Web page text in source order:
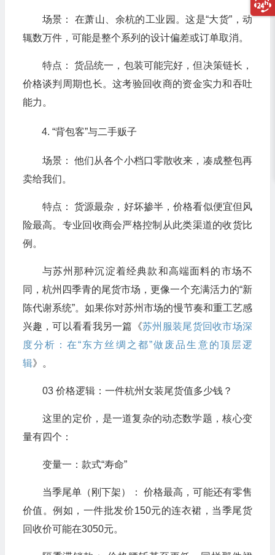
场景： 在萧山、余杭的工业园。这是“大货”，动
辄数万件，可能是整个系列的设计偏差或订单取消。
特点： 货品统一，包装可能完好，但决策链长，
价格谈判周期也长。这考验回收商的资金实力和吞吐
能力。
“背包客”与二手贩子
场景： 他们从各个小档口零散收来，凑成整包再
卖给我们。
特点： 货源最杂，好坏掺半，价格看似便宜但风
险最高。专业回收商会严格控制从此类渠道的收货比
例。
与苏州那种沉淀着经典款和高端面料的市场不
同，杭州四季青的尾货市场，更像一个充满活力的“新
陈代谢系统”。如果你对苏州市场的慢节奏和重工艺感
兴趣，可以看看我另一篇《苏州服装尾货回收市场深
度分析：在“东方丝绸之都”做废品生意的顶层逻
辑》。
03 价格逻辑：一件杭州女装尾货值多少钱？
这里的定价，是一道复杂的动态数学题，核心变
量有四个：
变量一：款式“寿命”
当季尾单（刚下架）： 价格最高，可能还有零售
价值。例如，一件批发价150元的连衣裙，当季尾货
回收价可能在3050元。